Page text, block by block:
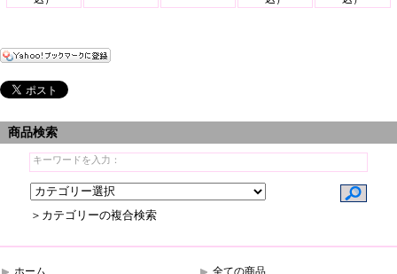
商品検索
＞カテゴリーの複合検索
ホーム 全ての商品